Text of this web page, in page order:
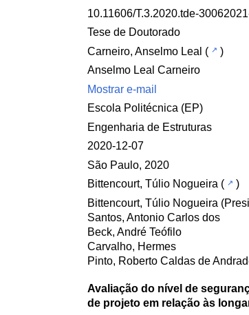
10.11606/T.3.2020.tde-
Tese de Doutorado
Carneiro, Anselmo Leal (
)
Anselmo Leal Carneiro
Mostrar e-mail
Escola Politécnica (EP)
Engenharia de Estruturas
2020-12-07
São Paulo, 2020
Bittencourt, Túlio Nogueira (
)
Bittencourt, Túlio Nogueira
Santos, Antonio Carlos dos
Beck, André Teófilo
Carvalho, Hermes
Pinto, Roberto Caldas de
Avaliação do nível de
de projeto em relação às